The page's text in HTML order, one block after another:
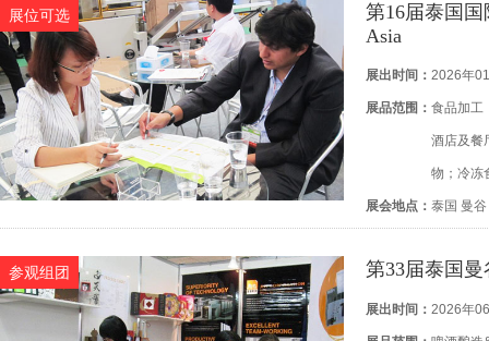
展位可选
第16届泰国国
Asia
展出时间： 2026年
展品范围： 食品加工
酒店及餐
物；冷冻
葡萄酒和
展会地点： 泰国 曼谷
参观组团 第33届泰国曼
展出时间： 2026年